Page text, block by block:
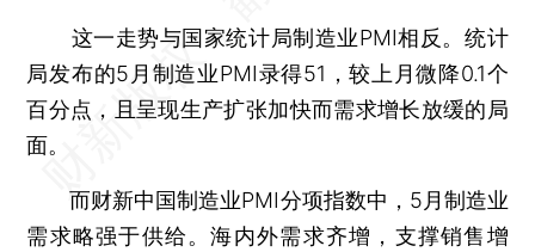
这一走势与国家统计局制造业PMI相反。统计
局发布的5月制造业PMI录得51，较上月微降0.1个
百分点，且呈现生产扩张加快而需求增长放缓的局
面。
而财新中国制造业PMI分项指数中，5月制造业
需求略强于供给。海内外需求齐增，支撑销售增